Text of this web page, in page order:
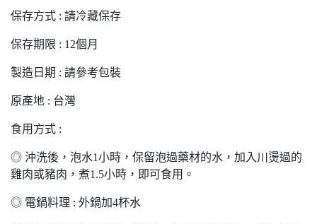
保存方式 : 請冷藏保存
保存期限 : 12個月
製造日期 : 請參考包裝
原產地 : 台灣
食用方式 :
◎ 沖洗後，泡水1小時，保留泡過藥材的水，加入川燙過的
雞肉或豬肉，煮1.5小時，即可食用。
◎ 電鍋料理 : 外鍋加4杯水